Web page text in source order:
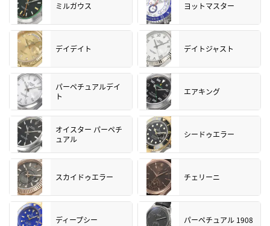
ミルガウス ヨットマスター
デイデイト デイトジャスト
パーペチュアルデイ
ト
エアキング
オイスター パーペチ
ュアル
シードゥエラー
スカイドゥエラー チェリーニ
ディープシー パーペチュアル 1908